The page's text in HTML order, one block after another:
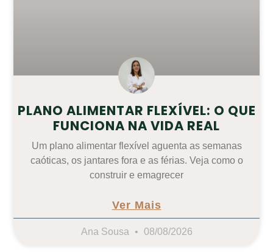
PLANO ALIMENTAR FLEXÍVEL: O QUE
FUNCIONA NA VIDA REAL
Um plano alimentar flexível aguenta as semanas
caóticas, os jantares fora e as férias. Veja como o
construir e emagrecer
Ver Mais
Ana Sousa 08/08/2026